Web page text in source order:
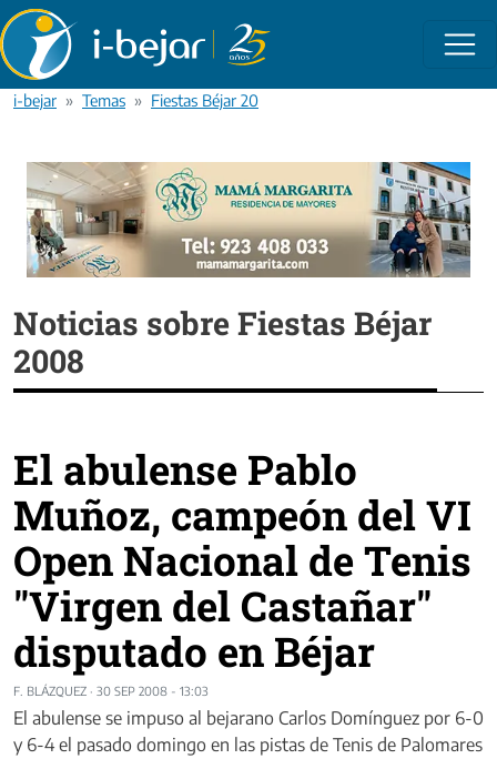
Pasar al contenido principal
i-bejar Temas Fiestas Béjar 2008
Noticias sobre Fiestas Béjar
2008
El abulense Pablo
Muñoz, campeón del VI
Open Nacional de Tenis
"Virgen del Castañar"
disputado en Béjar
F. BLÁZQUEZ · 30 SEP 2008 - 13:03
El abulense se impuso al bejarano Carlos Domínguez por 6-0
y 6-4 el pasado domingo en las pistas de Tenis de Palomares